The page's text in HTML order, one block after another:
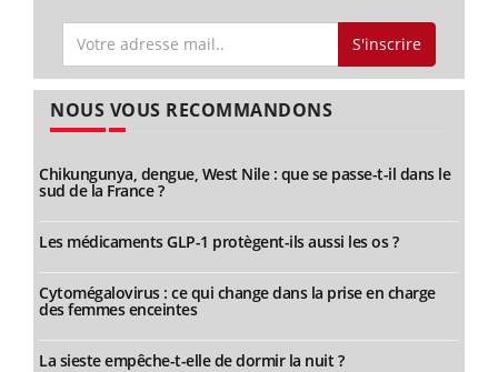
S'inscrire
NOUS VOUS RECOMMANDONS
Chikungunya, dengue, West Nile : que se passe-t-il dans le
sud de la France ?
Les médicaments GLP-1 protègent-ils aussi les os ?
Cytomégalovirus : ce qui change dans la prise en charge
des femmes enceintes
La sieste empêche-t-elle de dormir la nuit ?